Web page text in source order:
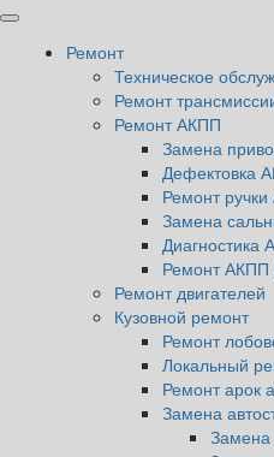
Ремонт
Техническое
Ремонт
Ремонт АКПП
Замена
Дефектовка
Ремонт
Замена
Диагностика
Ремонт АКПП
Ремонт двигателей
Кузовной ремонт
Ремонт
Локальный
Ремонт арок
Замена
Замена